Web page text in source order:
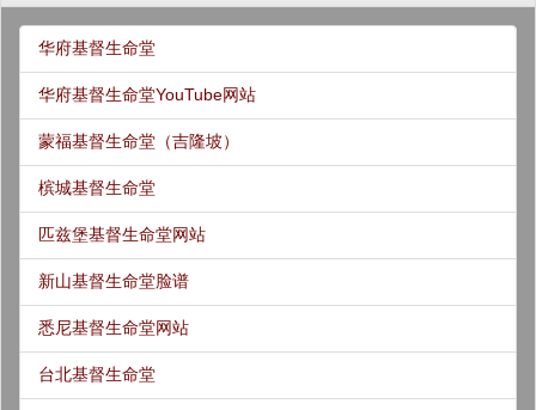
华府基督生命堂
华府基督生命堂YouTube网站
蒙福基督生命堂（吉隆坡）
槟城基督生命堂
匹兹堡基督生命堂网站
新山基督生命堂脸谱
悉尼基督生命堂网站
台北基督生命堂